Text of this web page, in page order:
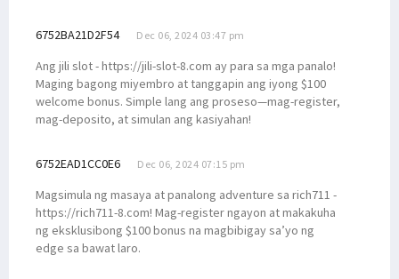
6752BA21D2F54 Dec 06, 2024 03:47 pm
Ang jili slot - https://jili-slot-8.com ay para sa mga panalo!
Maging bagong miyembro at tanggapin ang iyong $100
welcome bonus. Simple lang ang proseso—mag-register,
mag-deposito, at simulan ang kasiyahan!
6752EAD1CC0E6 Dec 06, 2024 07:15 pm
Magsimula ng masaya at panalong adventure sa rich711 -
https://rich711-8.com! Mag-register ngayon at makakuha
ng eksklusibong $100 bonus na magbibigay sa’yo ng
edge sa bawat laro.